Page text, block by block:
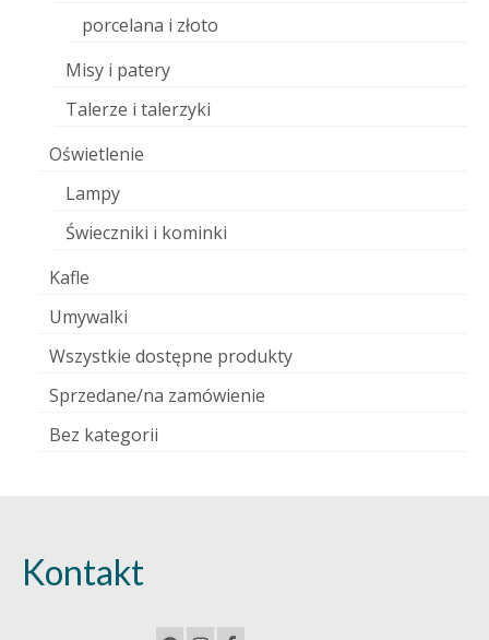
porcelana i złoto
Misy i patery
Talerze i talerzyki
Oświetlenie
Lampy
Świeczniki i kominki
Kafle
Umywalki
Wszystkie dostępne produkty
Sprzedane/na zamówienie
Bez kategorii
Kontakt